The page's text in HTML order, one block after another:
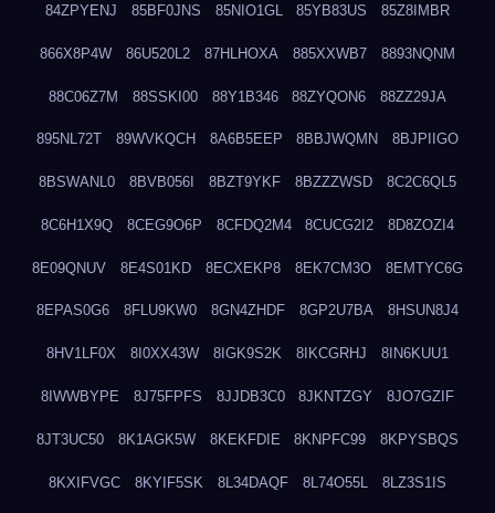
84ZPYENJ 85BF0JNS 85NIO1GL 85YB83US 85Z8IMBR
866X8P4W 86U520L2 87HLHOXA 885XXWB7 8893NQNM
88C06Z7M 88SSKI00 88Y1B346 88ZYQON6 88ZZ29JA
895NL72T 89WVKQCH 8A6B5EEP 8BBJWQMN 8BJPIIGO
8BSWANL0 8BVB056I 8BZT9YKF 8BZZZWSD 8C2C6QL5
8C6H1X9Q 8CEG9O6P 8CFDQ2M4 8CUCG2I2 8D8ZOZI4
8E09QNUV 8E4S01KD 8ECXEKP8 8EK7CM3O 8EMTYC6G
8EPAS0G6 8FLU9KW0 8GN4ZHDF 8GP2U7BA 8HSUN8J4
8HV1LF0X 8I0XX43W 8IGK9S2K 8IKCGRHJ 8IN6KUU1
8IWWBYPE 8J75FPFS 8JJDB3C0 8JKNTZGY 8JO7GZIF
8JT3UC50 8K1AGK5W 8KEKFDIE 8KNPFC99 8KPYSBQS
8KXIFVGC 8KYIF5SK 8L34DAQF 8L74O55L 8LZ3S1IS